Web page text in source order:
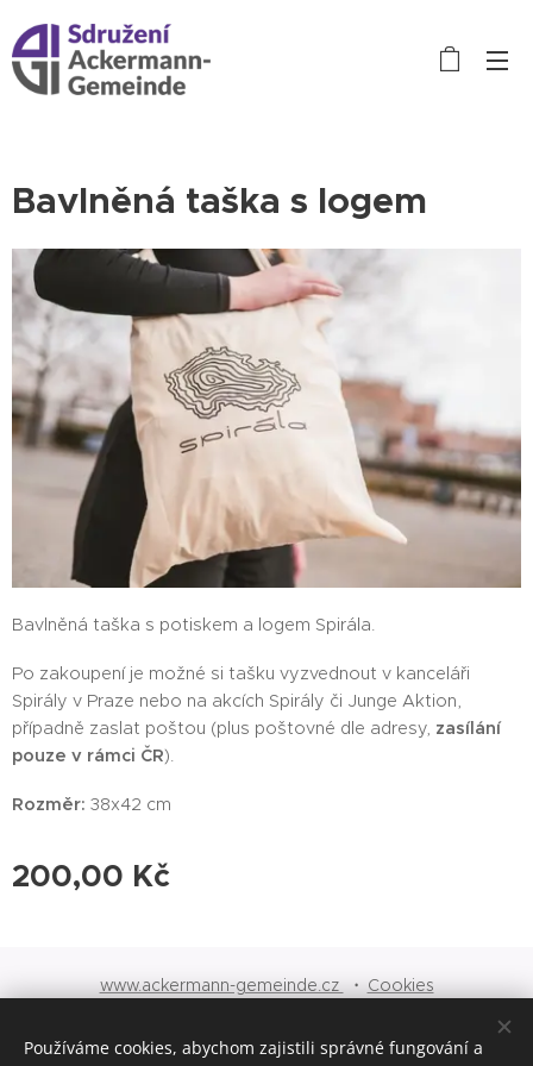
Bavlněná taška s logem
Bavlněná taška s potiskem a logem Spirála.
Po zakoupení je možné si tašku vyzvednout v kanceláři
Spirály v Praze nebo na akcích Spirály či Junge Aktion,
případně zaslat poštou (plus poštovné dle adresy, zasílání
pouze v rámci ČR).
Rozměr: 38x42 cm
200,00 Kč
www.ackermann-gemeinde.cz Cookies
Jazyky
Používáme cookies, abychom zajistili správné fungování a